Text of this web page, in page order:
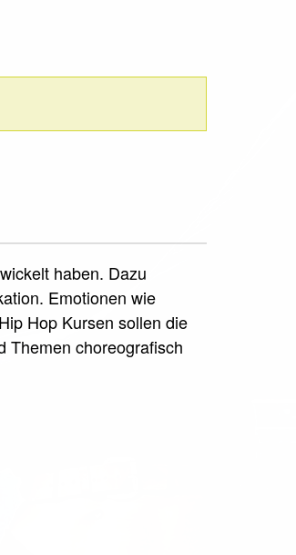
haben. Dazu
Emotionen wie
Hop Kursen sollen die
Themen choreografisch